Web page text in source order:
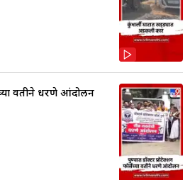
वतीने धरणे आंदोलन